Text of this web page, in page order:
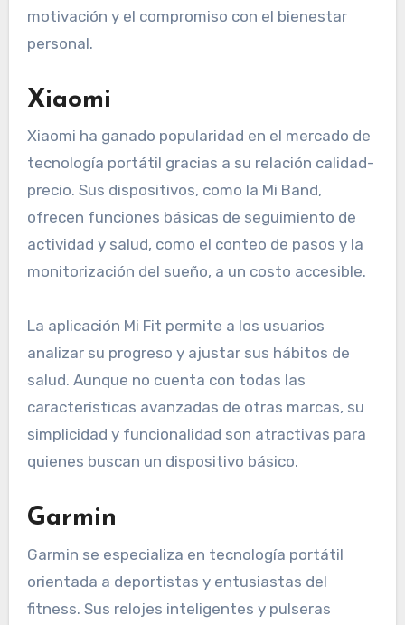
motivación y el compromiso con el bienestar
personal.
Xiaomi
Xiaomi ha ganado popularidad en el mercado de
tecnología portátil gracias a su relación calidad-
precio. Sus dispositivos, como la Mi Band,
ofrecen funciones básicas de seguimiento de
actividad y salud, como el conteo de pasos y la
monitorización del sueño, a un costo accesible.
La aplicación Mi Fit permite a los usuarios
analizar su progreso y ajustar sus hábitos de
salud. Aunque no cuenta con todas las
características avanzadas de otras marcas, su
simplicidad y funcionalidad son atractivas para
quienes buscan un dispositivo básico.
Garmin
Garmin se especializa en tecnología portátil
orientada a deportistas y entusiastas del
fitness. Sus relojes inteligentes y pulseras